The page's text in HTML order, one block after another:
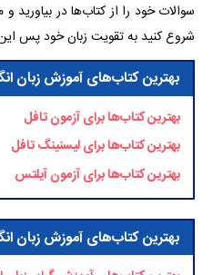
سوالات خود را از کتاب‌ها در
شروع کنید به تقویت زبان خود پس
بهترین کتاب‌های آموزش زبان
بهترین کتاب‌ها برای آزمون تافل
بهترین کتاب‌ها برای لیسنینگ تافل
بهترین کتاب‌ها برای آزمون آیلتس
بهترین کتاب‌های آموزش زبان